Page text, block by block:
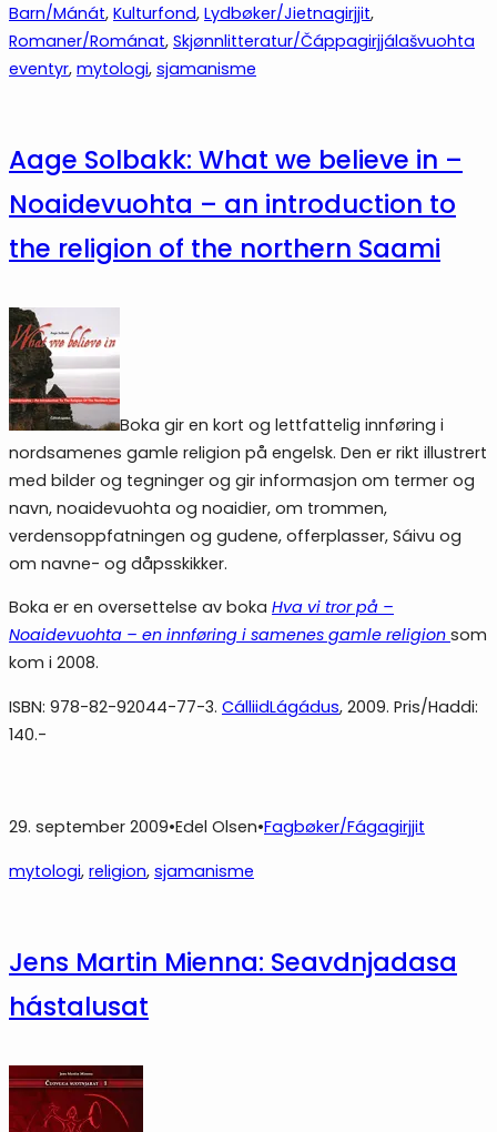
Barn/Mánát, Kulturfond, Lydbøker/Jietnagirjjit
Romaner/Románat, Skjønnlitteratur/Čáppagirjjálašvuohta
eventyr, mytologi, sjamanisme
Aage Solbakk: What we believe in –
Noaidevuohta – an introduction to
the religion of the northern Saami
Boka gir en kort og lettfattelig innføring i
nordsamenes gamle religion på engelsk. Den er rikt illustrert
med bilder og tegninger og gir informasjon om termer og
navn, noaidevuohta og noaidier, om trommen,
verdensoppfatningen og gudene, offerplasser, Sáivu og
om navne- og dåpsskikker.
Boka er en oversettelse av boka Hva vi tror på –
Noaidevuohta – en innføring i samenes gamle religion som
kom i 2008.
ISBN: 978-82-92044-77-3. CálliidLágádus, 2009. Pris/Haddi:
140.-
29. september 2009•Edel Olsen•Fagbøker/Fágagirjjit
mytologi, religion, sjamanisme
Jens Martin Mienna: Seavdnjadasa
hástalusat